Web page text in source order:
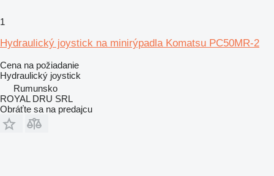
1
Hydraulický joystick na minirýpadla Komatsu PC50MR-2
Cena na požiadanie
Hydraulický joystick
Rumunsko
ROYAL DRU SRL
Obráťte sa na predajcu